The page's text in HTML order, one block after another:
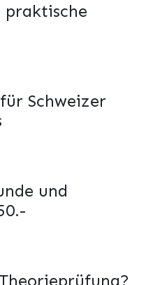
praktische
Schweizer
und